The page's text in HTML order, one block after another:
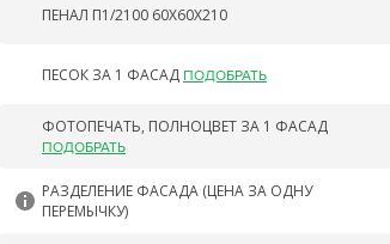
ПЕНАЛ П1/2100 60Х60Х210
ПЕСОК ЗА 1 ФАСАД ПОДОБРАТЬ
ФОТОПЕЧАТЬ, ПОЛНОЦВЕТ ЗА 1 ФАСАД
ПОДОБРАТЬ
РАЗДЕЛЕНИЕ ФАСАДА (ЦЕНА ЗА ОДНУ
ПЕРЕМЫЧКУ)